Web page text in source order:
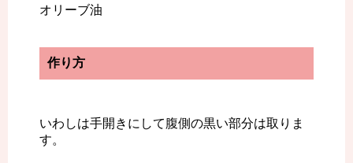
オリーブ油
作り方
いわしは手開きにして腹側の黒い部分は取りま
す。